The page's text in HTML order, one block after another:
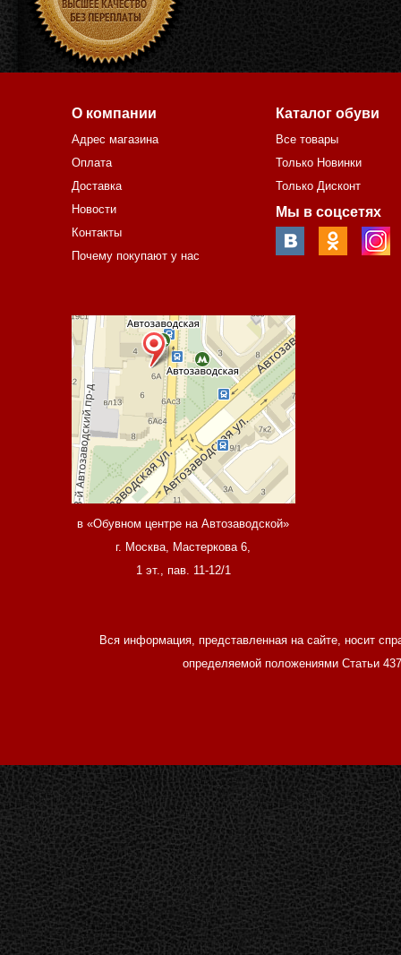
О компании
Адрес магазина
Оплата
Доставка
Новости
Контакты
Почему покупают у нас
Каталог обуви
Все товары
Только Новинки
Только Дисконт
Мы в соцсетях
в «Обувном центре на Автозаводской»
г. Москва, Мастеркова 6,
1 эт., пав. 11-12/1
Вся информация, представленная на сайте, носит
определяемой положениями Статьи